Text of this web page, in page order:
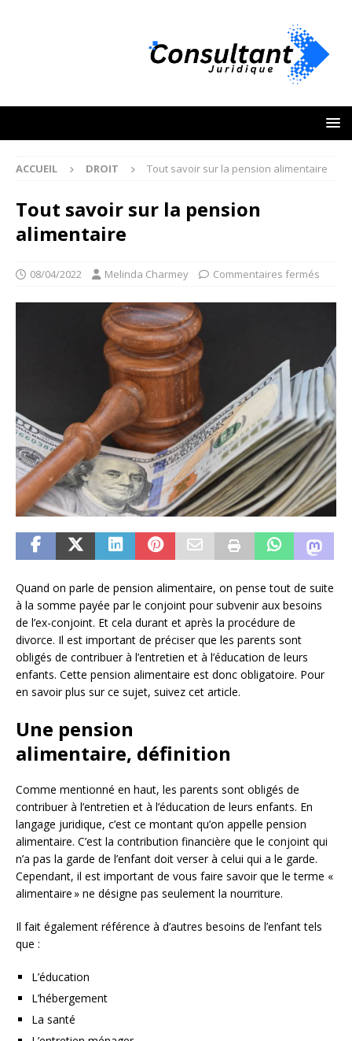
ACCUEIL DROIT Tout savoir sur la pension alimentaire
Tout savoir sur la pension
alimentaire
08/04/2022 Melinda Charmey Commentaires fermés
Quand on parle de pension alimentaire, on pense tout de suite
à la somme payée par le conjoint pour subvenir aux besoins
de l’ex-conjoint. Et cela durant et après la procédure de
divorce. Il est important de préciser que les parents sont
obligés de contribuer à l’entretien et à l’éducation de leurs
enfants. Cette pension alimentaire est donc obligatoire. Pour
en savoir plus sur ce sujet, suivez cet article.
Une pension
alimentaire, définition
Comme mentionné en haut, les parents sont obligés de
contribuer à l’entretien et à l’éducation de leurs enfants. En
langage juridique, c’est ce montant qu’on appelle pension
alimentaire. C’est la contribution financière que le conjoint qui
n’a pas la garde de l’enfant doit verser à celui qui a le garde.
Cependant, il est important de vous faire savoir que le terme «
alimentaire » ne désigne pas seulement la nourriture.
Il fait également référence à d’autres besoins de l’enfant tels
que :
L’éducation
L’hébergement
La santé